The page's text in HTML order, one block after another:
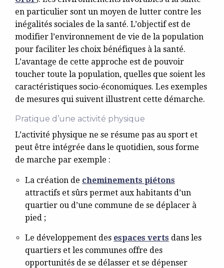
en particulier sont un moyen de lutter contre les
inégalités sociales de la santé. L’objectif est de
modifier l’environnement de vie de la population
pour faciliter les choix bénéfiques à la santé.
L’avantage de cette approche est de pouvoir
toucher toute la population, quelles que soient les
caractéristiques socio-économiques. Les exemples
de mesures qui suivent illustrent cette démarche.
Pratique d’une activité physique
L’activité physique ne se résume pas au sport et
peut être intégrée dans le quotidien, sous forme
de marche par exemple :
La création de cheminements piétons
attractifs et sûrs permet aux habitants d’un
quartier ou d’une commune de se déplacer à
pied ;
Le développement des espaces verts dans les
quartiers et les communes offre des
opportunités de se délasser et se dépenser